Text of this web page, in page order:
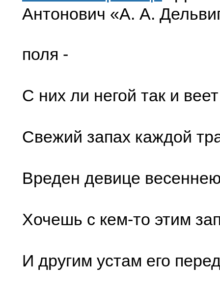
Антонович «А. А.
поля -
С них ли негой так и
Свежий запах каждой
Вреден девице
Хочешь с кем-то этим
И другим устам его